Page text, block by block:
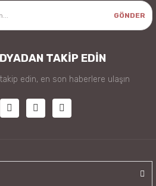
GÖNDER
TAKİP EDİN
edin, en son haberlere ulaşın